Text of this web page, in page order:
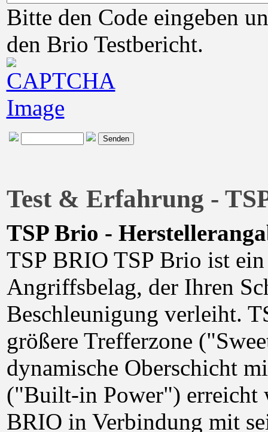
Bitte den Code eingeben
den Brio Testbericht.
Test & Erfahrung -
TSP Brio -
TSP BRIO TSP Brio ist ein
Angriffsbelag, der Ihren
Beschleunigung verleiht.
größere Trefferzone
dynamische Oberschicht
("Built-in Power") erreicht
BRIO in Verbindung mit